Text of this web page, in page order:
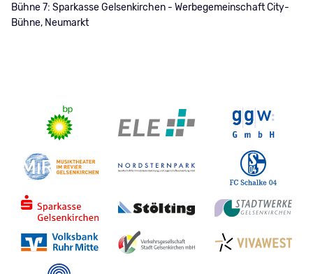
Bühne 7: Sparkasse Gelsenkirchen - Werbegemeinschaft City-
Bühne, Neumarkt